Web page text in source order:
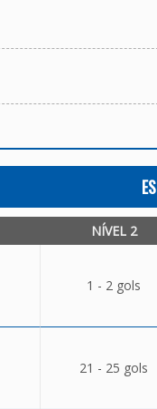
NÍVEL 2
1 - 2 gols
21 - 25 gols